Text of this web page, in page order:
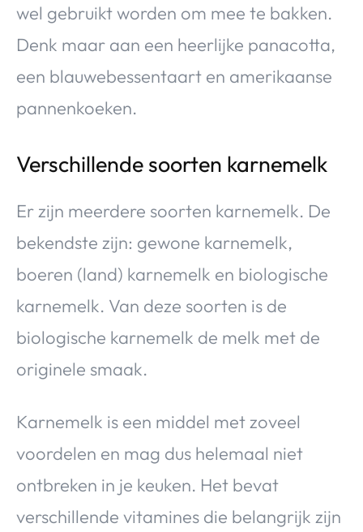
wel gebruikt worden om mee te bakken.
Denk maar aan een heerlijke panacotta,
een blauwebessentaart en amerikaanse
pannenkoeken.
Verschillende soorten karnemelk
Er zijn meerdere soorten karnemelk. De
bekendste zijn: gewone karnemelk,
boeren (land) karnemelk en biologische
karnemelk. Van deze soorten is de
biologische karnemelk de melk met de
originele smaak.
Karnemelk is een middel met zoveel
voordelen en mag dus helemaal niet
ontbreken in je keuken. Het bevat
verschillende vitamines die belangrijk zijn